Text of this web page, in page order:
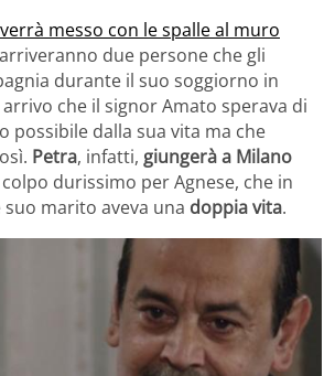
messo con le spalle al muro
due persone che gli
durante il suo soggiorno in
che il signor Amato sperava di
possibile dalla sua vita ma che
Petra, infatti, giungerà a Milano
colpo durissimo per Agnese, che in
marito aveva una doppia vita.